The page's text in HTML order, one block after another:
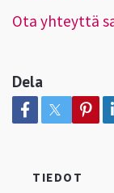
Ota yhteyttä
Dela
TIEDOT